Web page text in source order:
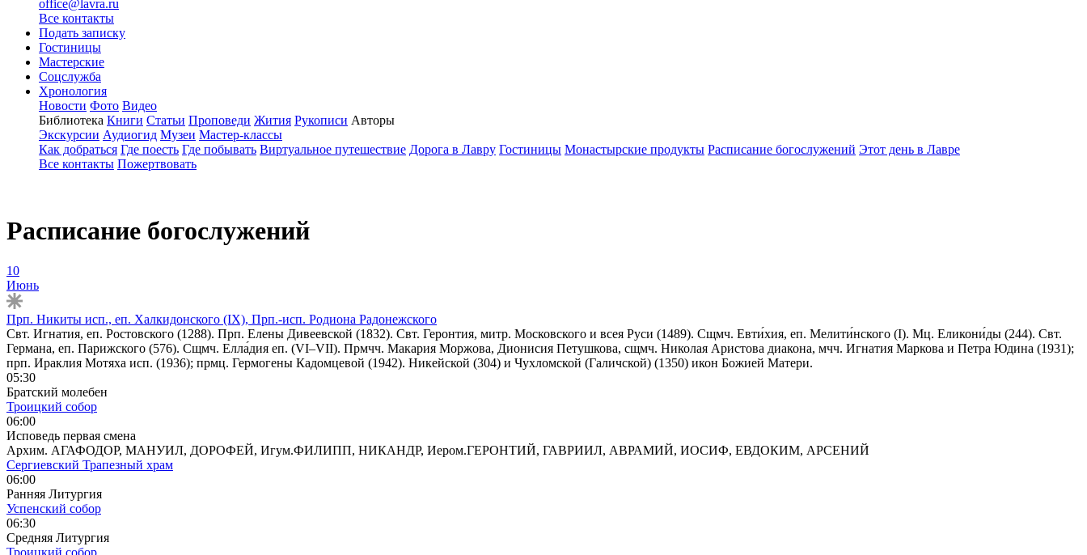
office@lavra.ru
Все контакты
Подать записку
Гостиницы
Мастерские
Соцслужба
Хронология
Новости Фото Видео
Библиотека Книги Статьи Проповеди Жития Рукописи Авторы
Экскурсии Аудиогид Музеи Мастер-классы
Как добраться Где поесть Где побывать Виртуальное путешествие Дорога в Лавру Гостиницы Монастырские продукты Расписание богослужений Этот день в Лавре
Все контакты Пожертвовать
Расписание богослужений
10
Июнь
Прп. Никиты исп., еп. Халкидонского (IX), Прп.-исп. Родиона Радонежского
Свт. Игнатия, еп. Ростовского (1288). Прп. Елены Дивеевской (1832). Свт. Геронтия, митр. Московского и всея Руси (1489). Сщмч. Евти́хия, еп. Мелити́нского (I). Мц. Еликони́ды (244). Свт.
Германа, еп. Парижского (576). Сщмч. Елла́дия еп. (VI–VII). Прмчч. Макария Моржова, Дионисия Петушкова, сщмч. Николая Аристова диакона, мчч. Игнатия Маркова и Петра Юдина (1931);
прп. Ираклия Мотяха исп. (1936); прмц. Гермогены Кадомцевой (1942). Никейской (304) и Чухломской (Галичской) (1350) икон Божией Матери.
05:30
Братский молебен
Троицкий собор
06:00
Исповедь первая смена
Архим. АГАФОДОР, МАНУИЛ, ДОРОФЕЙ, Игум.ФИЛИПП, НИКАНДР, Иером.ГЕРОНТИЙ, ГАВРИИЛ, АВРАМИЙ, ИОСИФ, ЕВДОКИМ, АРСЕНИЙ
Сергиевский Трапезный храм
06:00
Ранняя Литургия
Успенский собор
06:30
Средняя Литургия
Троицкий собор